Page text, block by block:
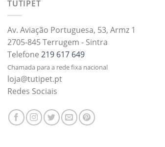
TUTIPET
Av. Aviação Portuguesa, 53, Armz 1
2705-845 Terrugem - Sintra
Telefone 219 617 649
Chamada para a rede fixa nacional
loja@tutipet.pt
Redes Sociais